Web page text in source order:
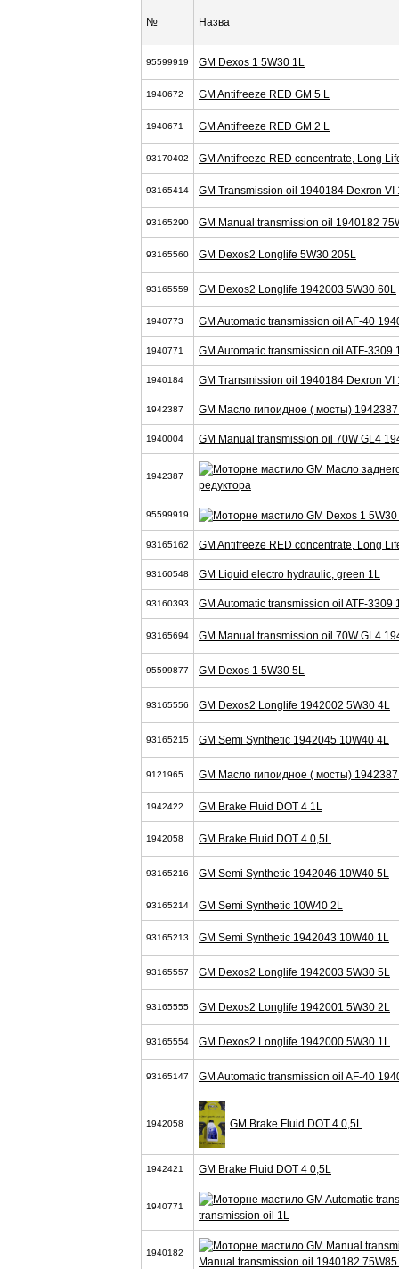
№ Назва
95599919 GM Dexos 1 5W30 1L
1940672 GM Antifreeze RED GM 5 L
1940671 GM Antifreeze RED GM 2 L
93170402 GM Antifreeze RED concentrate, Long
93165414 GM Transmission oil 1940184 Dexron VI
93165290 GM Manual transmission oil 1940182
93165560 GM Dexos2 Longlife 5W30 205L
93165559 GM Dexos2 Longlife 1942003 5W30 60L
1940773 GM Automatic transmission oil AF-40
1940771 GM Automatic transmission oil ATF-3309
1940184 GM Transmission oil 1940184 Dexron VI
1942387 GM Масло гипоидное ( мосты)
1940004 GM Manual transmission oil 70W GL4
1942387
редуктора
95599919
93165162 GM Antifreeze RED concentrate, Long
93160548 GM Liquid electro hydraulic, green 1L
93160393 GM Automatic transmission oil ATF-3309
93165694 GM Manual transmission oil 70W GL4
95599877 GM Dexos 1 5W30 5L
93165556 GM Dexos2 Longlife 1942002 5W30 4L
93165215 GM Semi Synthetic 1942045 10W40 4L
9121965 GM Масло гипоидное ( мосты)
1942422 GM Brake Fluid DOT 4 1L
1942058 GM Brake Fluid DOT 4 0,5L
93165216 GM Semi Synthetic 1942046 10W40 5L
93165214 GM Semi Synthetic 10W40 2L
93165213 GM Semi Synthetic 1942043 10W40 1L
93165557 GM Dexos2 Longlife 1942003 5W30 5L
93165555 GM Dexos2 Longlife 1942001 5W30 2L
93165554 GM Dexos2 Longlife 1942000 5W30 1L
93165147 GM Automatic transmission oil AF-40
1942058 GM Brake Fluid DOT 4 0,5L
1942421 GM Brake Fluid DOT 4 0,5L
1940771
transmission oil 1L
1940182
Manual transmission oil 1940182